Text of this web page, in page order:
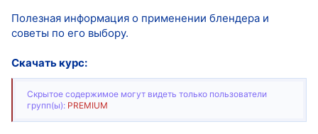
Полезная информация о применении блендера и
советы по его выбору.
Скачать курс:
Скрытое содержимое могут видеть только пользователи
групп(ы): PREMIUM